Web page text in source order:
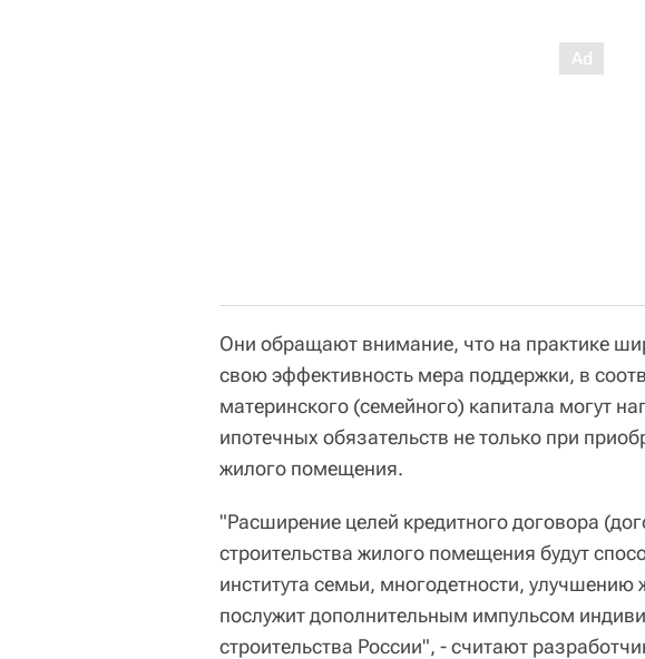
Они обращают внимание, что на практике
свою эффективность мера поддержки, в
материнского (семейного) капитала могут
ипотечных обязательств не только при
жилого помещения.
"Расширение целей кредитного договора
строительства жилого помещения будут
института семьи, многодетности,
послужит дополнительным импульсом
строительства России", - считают